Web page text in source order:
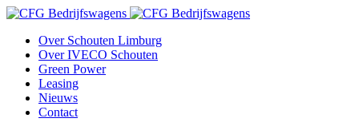
Over Schouten Limburg
Over IVECO Schouten
Green Power
Leasing
Nieuws
Contact